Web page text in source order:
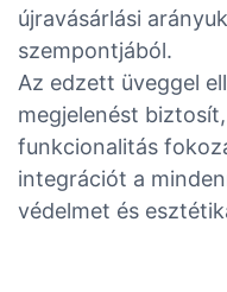
újravásárlási
szempontjából.
Az edzett üveggel
megjelenést
funkcionalitás
integrációt a
védelmet és